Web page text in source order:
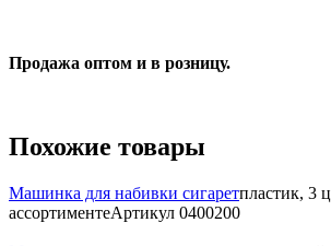
Продажа оптом и в розницу.
Похожие товары
Машинка для набивки сигаретпластик, 3
ассортиментеАртикул 0400200